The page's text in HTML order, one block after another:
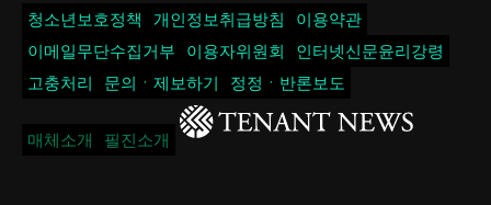
청소년보호정책 개인정보취급방침
이용약관
이메일무단수집거부
이용자위원회
인터넷신문윤리강령
고충처리
문의ㆍ제보하기 정정ㆍ반론보도
매체소개 필진소개